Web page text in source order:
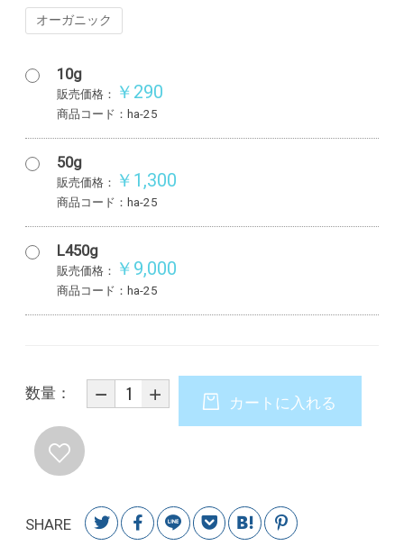
オーガニック
10g
販売価格： ￥290
商品コード：ha-25
50g
販売価格： ￥1,300
商品コード：ha-25
L450g
販売価格： ￥9,000
商品コード：ha-25
数量：
カートに入れる
SHARE